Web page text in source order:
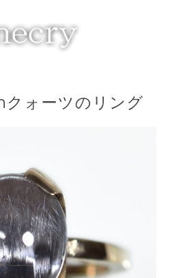
ォーツのリング